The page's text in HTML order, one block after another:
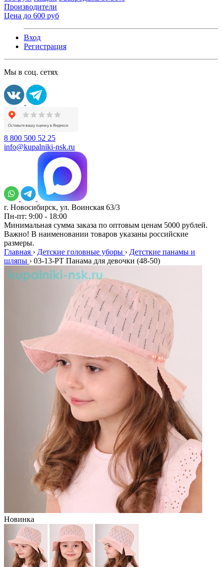
Производители
Цена до 600 руб
Вход
Регистрация
Мы в соц. сетях
8 800 500 52 25
info@kupalniki-nsk.ru
г. Новосибирск, ул. Воинская 63/3
Пн-пт: 9:00 - 18:00
Минимальная сумма заказа по оптовым ценам 5000 рублей.
Важно! В наименовании товаров указаны российские
размеры.
Главная › Детские головные уборы › Детсткие панамы и
шляпы › 03-13-PT Панама для девочки (48-50)
Новинка